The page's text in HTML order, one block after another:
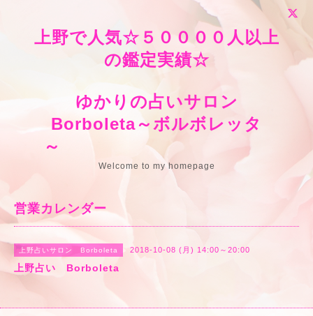
上野で人気☆５００００人以上
の鑑定実績☆
ゆかりの占いサロン
Borboleta～ボルボレッタ
～
Welcome to my homepage
営業カレンダー
上野占いサロン Borboleta 2018-10-08 (月) 14:00～20:00
上野占い Borboleta